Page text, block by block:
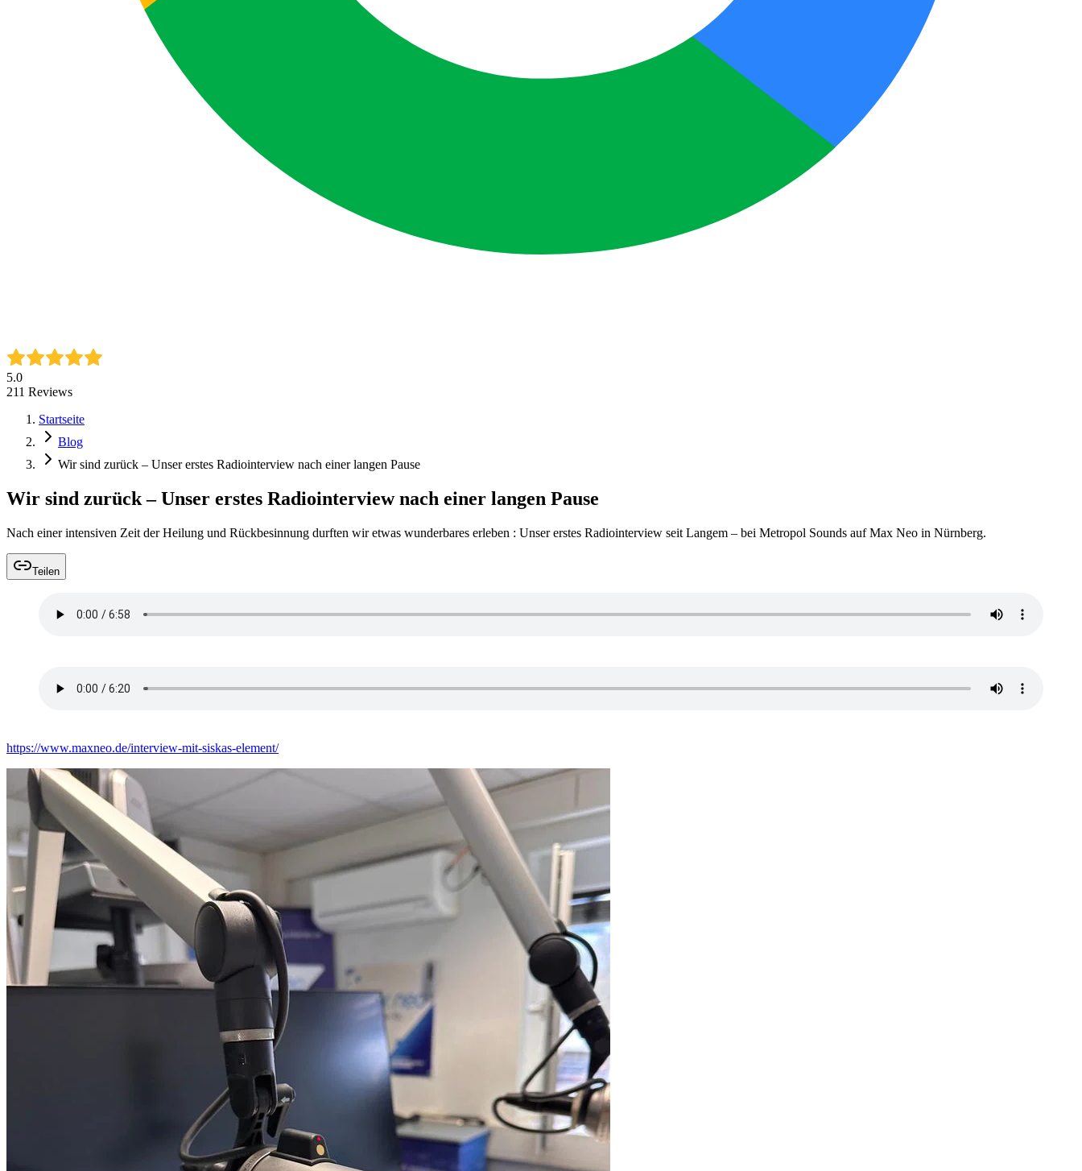
5.0
211 Reviews
Startseite
Blog
Wir sind zurück – Unser erstes Radiointerview nach einer langen Pause
Wir sind zurück – Unser erstes Radiointerview nach einer langen Pause
Nach einer intensiven Zeit der Heilung und Rückbesinnung durften wir etwas wunderbares erleben : Unser erstes Radiointerview seit Langem – bei Metropol Sounds auf Max Neo in Nürnberg.
Teilen
https://www.maxneo.de/interview-mit-siskas-element/